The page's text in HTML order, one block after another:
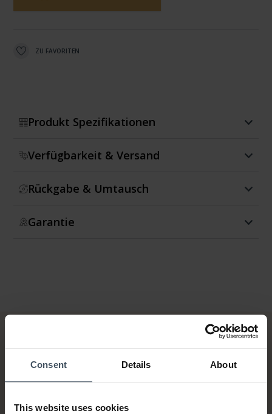
Consent Details About
This website uses cookies
ZU FAVORITEN
Produkt Spezifikationen
Verfügbarkeit & Versand
Rückgabe & Umtausch
Garantie